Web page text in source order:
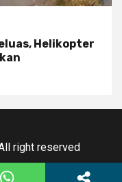
Helikopter
right reserved